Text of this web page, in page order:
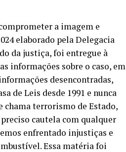
a imagem e
elaborado pela Delegacia
da justiça, foi entregue à
informações sobre o caso, em
desencontradas,
de Leis desde 1991 e nunca
chama terrorismo de Estado,
cautela com qualquer
enfrentado injustiças e
Essa matéria foi